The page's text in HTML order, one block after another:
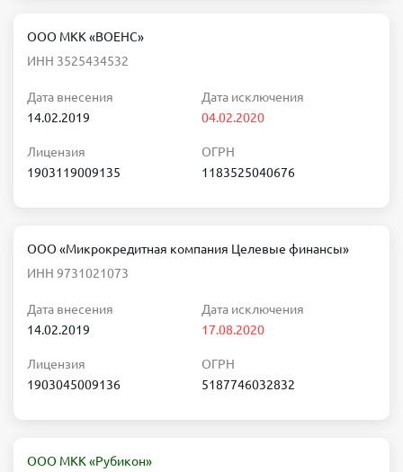
ООО МКК «ВОЕНС»
ИНН 3525434532
Дата внесения
14.02.2019
Дата исключения
04.02.2020
Лицензия
1903119009135
ОГРН
1183525040676
ООО «Микрокредитная компания Целевые финансы»
ИНН 9731021073
Дата внесения
14.02.2019
Дата исключения
17.08.2020
Лицензия
1903045009136
ОГРН
5187746032832
ООО МКК «Рубикон»